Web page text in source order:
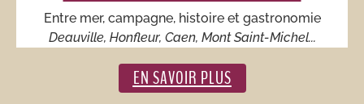
Entre mer, campagne, histoire et gastronomie
Deauville, Honfleur, Caen, Mont Saint-Michel...
EN SAVOIR PLUS